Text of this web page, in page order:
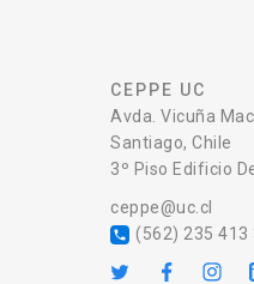
CEPPE UC
Avda. Vicuña
Santiago, Chile
3º Piso Edificio
ceppe@uc.cl
local_phone (562) 235 413